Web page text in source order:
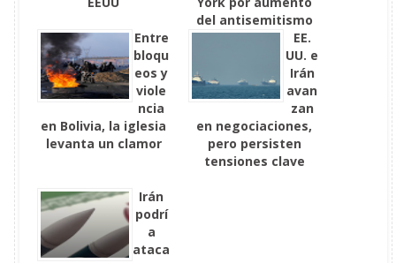
del antisemitismo
Entre
bloqu
eos y
viole
ncia
en Bolivia, la iglesia
levanta un clamor
EE.
UU. e
Irán
avan
zan
en negociaciones,
pero persisten
tensiones clave
Irán
podrí
a
ataca